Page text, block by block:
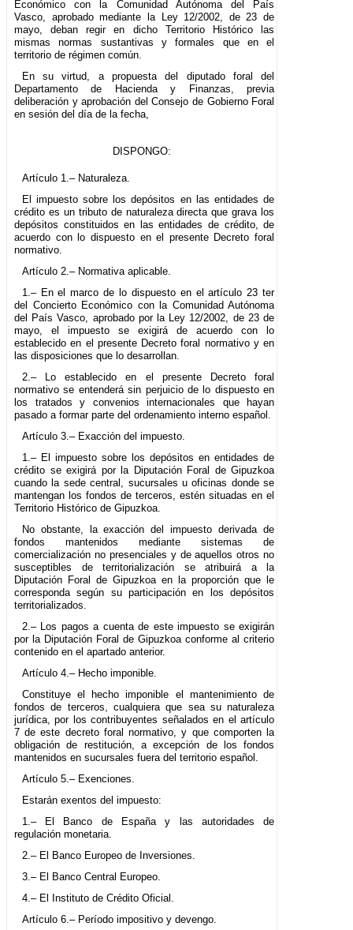
Económico con la Comunidad Autónoma del País
Vasco, aprobado mediante la Ley 12/2002, de 23 de
mayo, deban regir en dicho Territorio Histórico las
mismas normas sustantivas y formales que en el
territorio de régimen común.
En su virtud, a propuesta del diputado foral del
Departamento de Hacienda y Finanzas, previa
deliberación y aprobación del Consejo de Gobierno Foral
en sesión del día de la fecha,
DISPONGO:
Artículo 1.– Naturaleza.
El impuesto sobre los depósitos en las entidades de
crédito es un tributo de naturaleza directa que grava los
depósitos constituidos en las entidades de crédito, de
acuerdo con lo dispuesto en el presente Decreto foral
normativo.
Artículo 2.– Normativa aplicable.
1.– En el marco de lo dispuesto en el artículo 23 ter
del Concierto Económico con la Comunidad Autónoma
del País Vasco, aprobado por la Ley 12/2002, de 23 de
mayo, el impuesto se exigirá de acuerdo con lo
establecido en el presente Decreto foral normativo y en
las disposiciones que lo desarrollan.
2.– Lo establecido en el presente Decreto foral
normativo se entenderá sin perjuicio de lo dispuesto en
los tratados y convenios internacionales que hayan
pasado a formar parte del ordenamiento interno español.
Artículo 3.– Exacción del impuesto.
1.– El impuesto sobre los depósitos en entidades de
crédito se exigirá por la Diputación Foral de Gipuzkoa
cuando la sede central, sucursales u oficinas donde se
mantengan los fondos de terceros, estén situadas en el
Territorio Histórico de Gipuzkoa.
No obstante, la exacción del impuesto derivada de
fondos mantenidos mediante sistemas de
comercialización no presenciales y de aquellos otros no
susceptibles de territorialización se atribuirá a la
Diputación Foral de Gipuzkoa en la proporción que le
corresponda según su participación en los depósitos
territorializados.
2.– Los pagos a cuenta de este impuesto se exigirán
por la Diputación Foral de Gipuzkoa conforme al criterio
contenido en el apartado anterior.
Artículo 4.– Hecho imponible.
Constituye el hecho imponible el mantenimiento de
fondos de terceros, cualquiera que sea su naturaleza
jurídica, por los contribuyentes señalados en el artículo
7 de este decreto foral normativo, y que comporten la
obligación de restitución, a excepción de los fondos
mantenidos en sucursales fuera del territorio español.
Artículo 5.– Exenciones.
Estarán exentos del impuesto:
1.– El Banco de España y las autoridades de
regulación monetaria.
2.– El Banco Europeo de Inversiones.
3.– El Banco Central Europeo.
4.– El Instituto de Crédito Oficial.
Artículo 6.– Período impositivo y devengo.